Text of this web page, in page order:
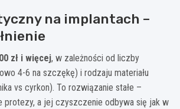
na implantach –
zł i więcej, w zależności od liczby
4-6 na szczękę) i rodzaju materiału
vs cyrkon). To rozwiązanie stałe –
protezy, a jej czyszczenie odbywa się jak w